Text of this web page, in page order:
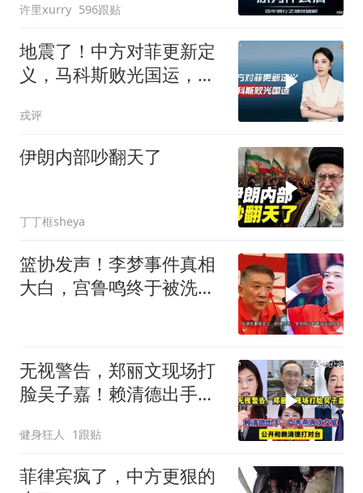
许里xurry 596跟贴
地震了！中方对菲更新定
义，马科斯败光国运，还
戎评
伊朗内部吵翻天了
丁丁框sheya
篮协发声！李梦事件真相
大白，宫鲁鸣终于被洗清
无视警告，郑丽文现场打
脸吴子嘉！赖清德出手，
健身狂人 1跟贴
菲律宾疯了，中方更狠的